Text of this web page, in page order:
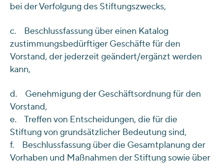
bei der Verfolgung des Stiftungszwecks,
c. Beschlussfassung über einen Katalog
zustimmungsbedürftiger Geschäfte für den
Vorstand, der jederzeit geändert/ergänzt werden
kann,
d. Genehmigung der Geschäftsordnung für den
Vorstand,
e. Treffen von Entscheidungen, die für die
Stiftung von grundsätzlicher Bedeutung sind,
f. Beschlussfassung über die Gesamtplanung der
Vorhaben und Maßnahmen der Stiftung sowie über